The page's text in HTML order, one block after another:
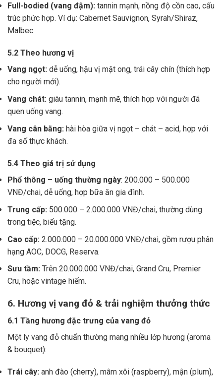
Full-bodied (vang đậm): tannin mạnh, nồng độ cồn cao, cấu
trúc phức hợp. Ví dụ: Cabernet Sauvignon, Syrah/Shiraz,
Malbec.
5.2 Theo hương vị
Vang ngọt: dễ uống, hậu vị mật ong, trái cây chín (thích hợp
cho người mới).
Vang chát: giàu tannin, mạnh mẽ, thích hợp với người đã
quen uống vang.
Vang cân bằng: hài hòa giữa vị ngọt – chát – acid, hợp với
đa số thực khách.
5.4 Theo giá trị sử dụng
Phổ thông – uống thường ngày: 200.000 – 500.000
VNĐ/chai, dễ uống, hợp bữa ăn gia đình.
Trung cấp: 500.000 – 2.000.000 VNĐ/chai, thường dùng
trong tiệc, biếu tặng.
Cao cấp: 2.000.000 – 20.000.000 VNĐ/chai, gồm rượu phân
hạng AOC, DOCG, Reserva.
Sưu tầm: Trên 20.000.000 VNĐ/chai, Grand Cru, Premier
Cru, hoặc vintage hiếm.
6. Hương vị vang đỏ & trải nghiệm thưởng thức
6.1 Tầng hương đặc trưng của vang đỏ
Một ly vang đỏ chuẩn thường mang nhiều lớp hương (aroma
& bouquet):
Trái cây: anh đào (cherry), mâm xôi (raspberry), mận (plum),